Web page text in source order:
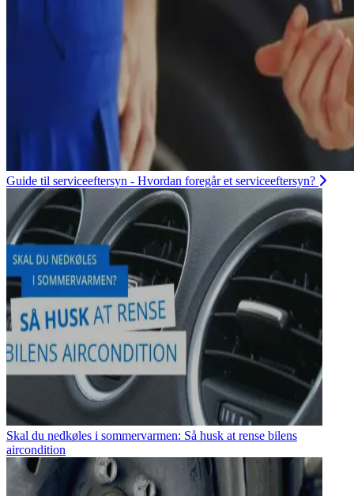
Guide til serviceeftersyn - Hvordan foregår et serviceeftersyn?
Skal du nedkøles i sommervarmen: Så husk at rense bilens
aircondition